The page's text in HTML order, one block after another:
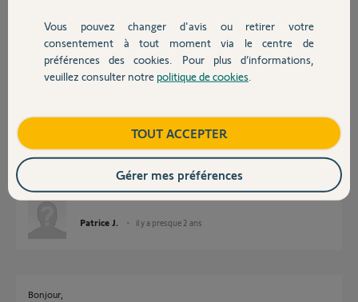
Devis avec un pro
Contact
bonjour,
non ce scénario n'est pas envisageable.
il y a presque 2 ans
Ok, merci mais du coup a quoi sert la compatibilité Legrand, si je prends
un interrupteur connecté Legrand pour volet je ne pourrai pas non plus
Patrice J. il y a presque 2 ans
Bonjour,
Vous pouvez changer d'avis ou retirer votre
consentement à tout moment via le centre de
préférences des cookies. Pour plus d’informations,
veuillez consulter notre politique de cookies
TOUT ACCEPTER
Gérer mes préférences